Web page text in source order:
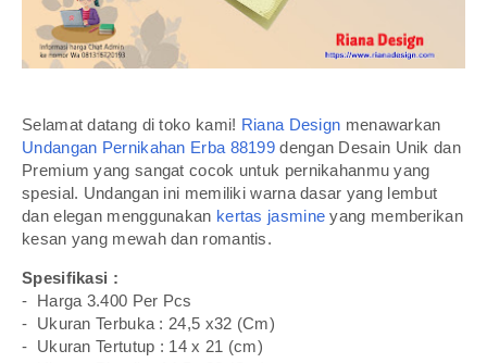
Selamat datang di toko kami! Riana Design menawarkan
Undangan Pernikahan Erba 88199 dengan Desain Unik dan
Premium yang sangat cocok untuk pernikahanmu yang
spesial. Undangan ini memiliki warna dasar yang lembut
dan elegan menggunakan kertas jasmine yang memberikan
kesan yang mewah dan romantis.
Spesifikasi :
- Harga 3.400 Per Pcs
- Ukuran Terbuka : 24,5 x32 (Cm)
- Ukuran Tertutup : 14 x 21 (cm)